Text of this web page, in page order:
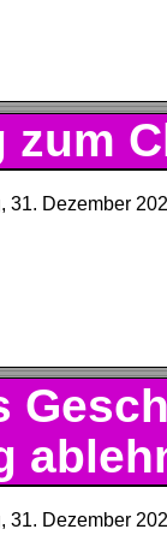
zum
31. Dezember
31. Dezember